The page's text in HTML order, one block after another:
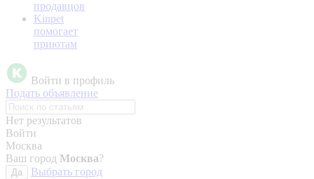
продавцов
Kinpet
помогает
приютам
Войти в профиль
Подать объявление
Нет результатов
Войти
Москва
Ваш город Москва?
Да
Выбрать город